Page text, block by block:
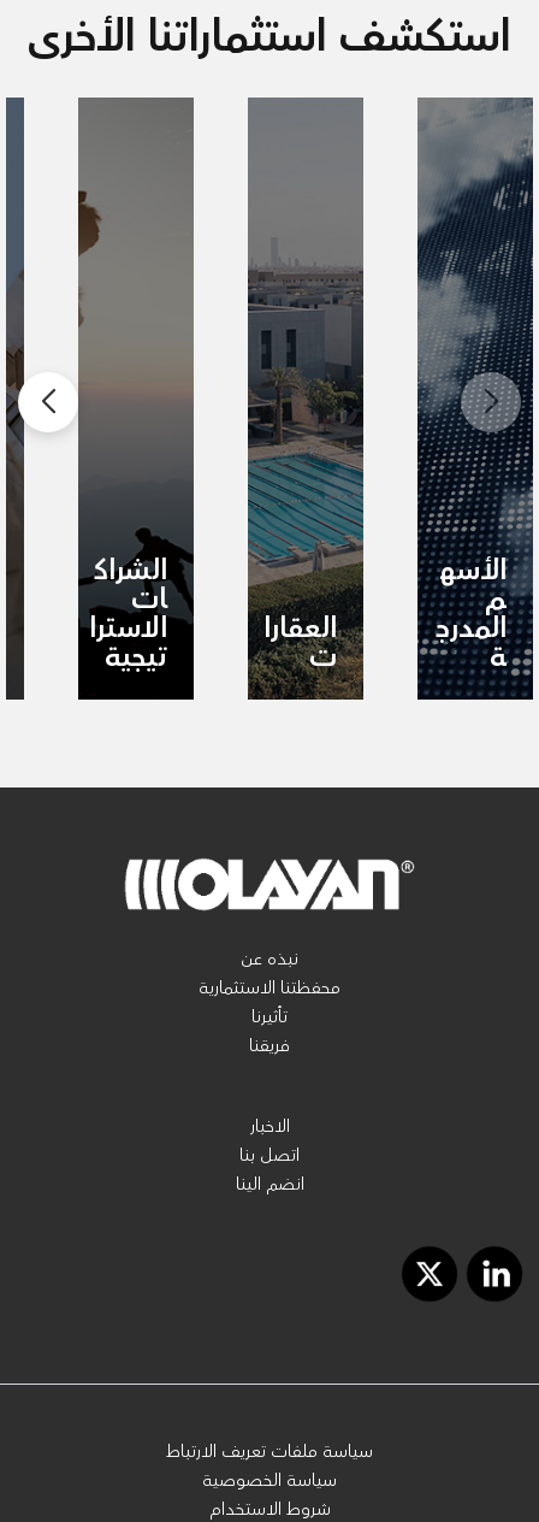
استكشف استثماراتنا الأخرى
الأسه
م
المدرج
ة
العقارا
ت
الشراك
ات
الاسترا
تيجية
نبذه عن
محفظتنا الاستثمارية
تأثيرنا
فريقنا
الاخبار
اتصل بنا
انضم الينا
سياسة ملفات تعريف الارتباط
سياسة الخصوصية
شروط الاستخدام